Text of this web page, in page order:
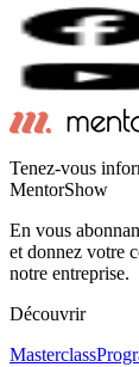
Tenez-vous
MentorShow
En vous
et donnez votre
notre entreprise.
Découvrir
Masterclass